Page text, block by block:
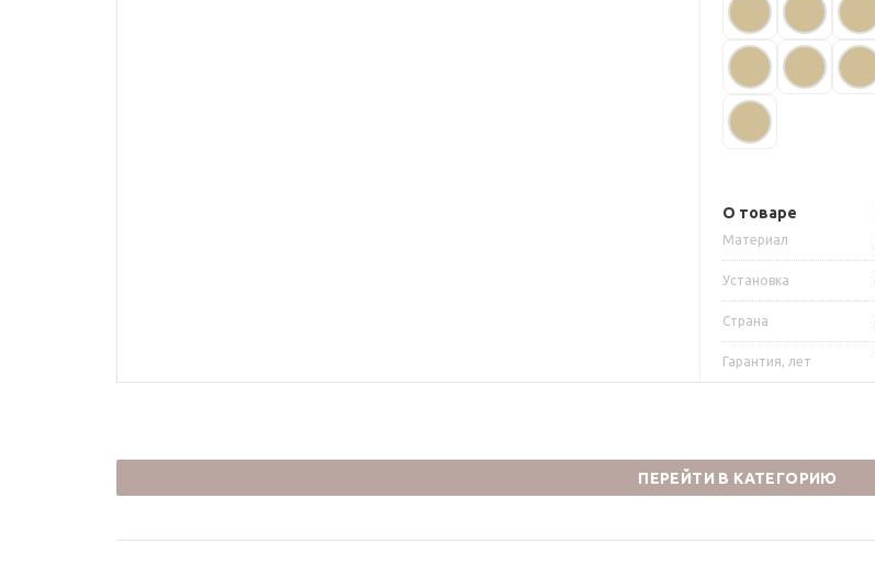
О товаре
Материал
Установка
Страна
Гарантия, лет
ПЕРЕЙТИ В КАТЕГОРИЮ